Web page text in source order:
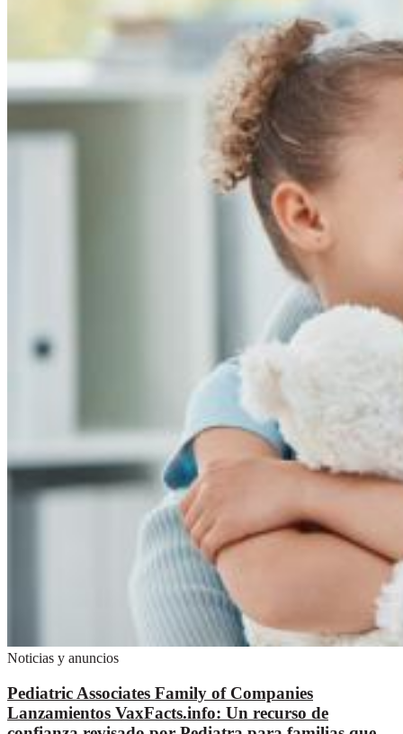
Noticias y anuncios
Pediatric Associates Family of Companies
Lanzamientos VaxFacts.info: Un recurso de